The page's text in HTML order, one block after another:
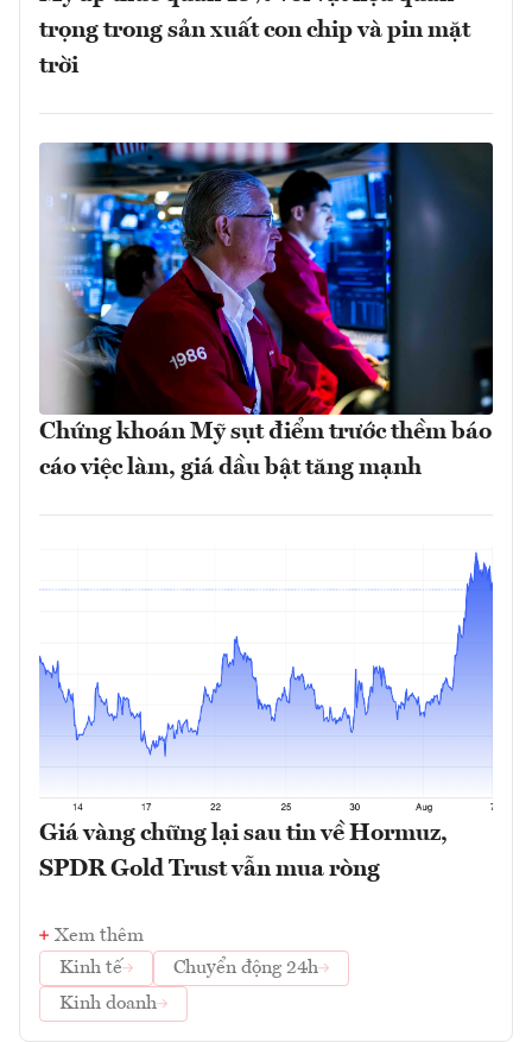
trọng trong sản xuất con chip và pin mặt
trời
Chứng khoán Mỹ sụt điểm trước thềm báo
cáo việc làm, giá dầu bật tăng mạnh
Giá vàng chững lại sau tin về Hormuz,
SPDR Gold Trust vẫn mua ròng
Xem thêm
Kinh tế
Chuyển động 24h
Kinh doanh